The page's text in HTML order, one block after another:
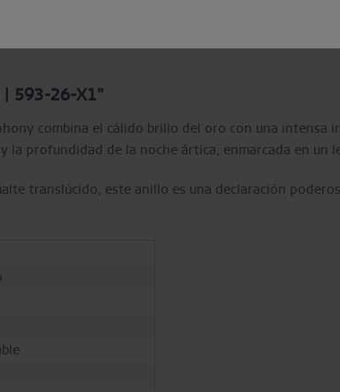
593-26-X1"
combina el cálido brillo del oro con una intensa
la profundidad de la noche ártica, enmarcada en un
translúcido, este anillo es una declaración